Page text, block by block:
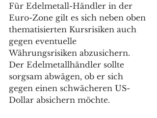
Für Edelmetall-Händler in der
Euro-Zone gilt es sich neben oben
thematisierten Kursrisiken auch
gegen eventuelle
Währungsrisiken abzusichern.
Der Edelmetallhändler sollte
sorgsam abwägen, ob er sich
gegen einen schwächeren US-
Dollar absichern möchte.